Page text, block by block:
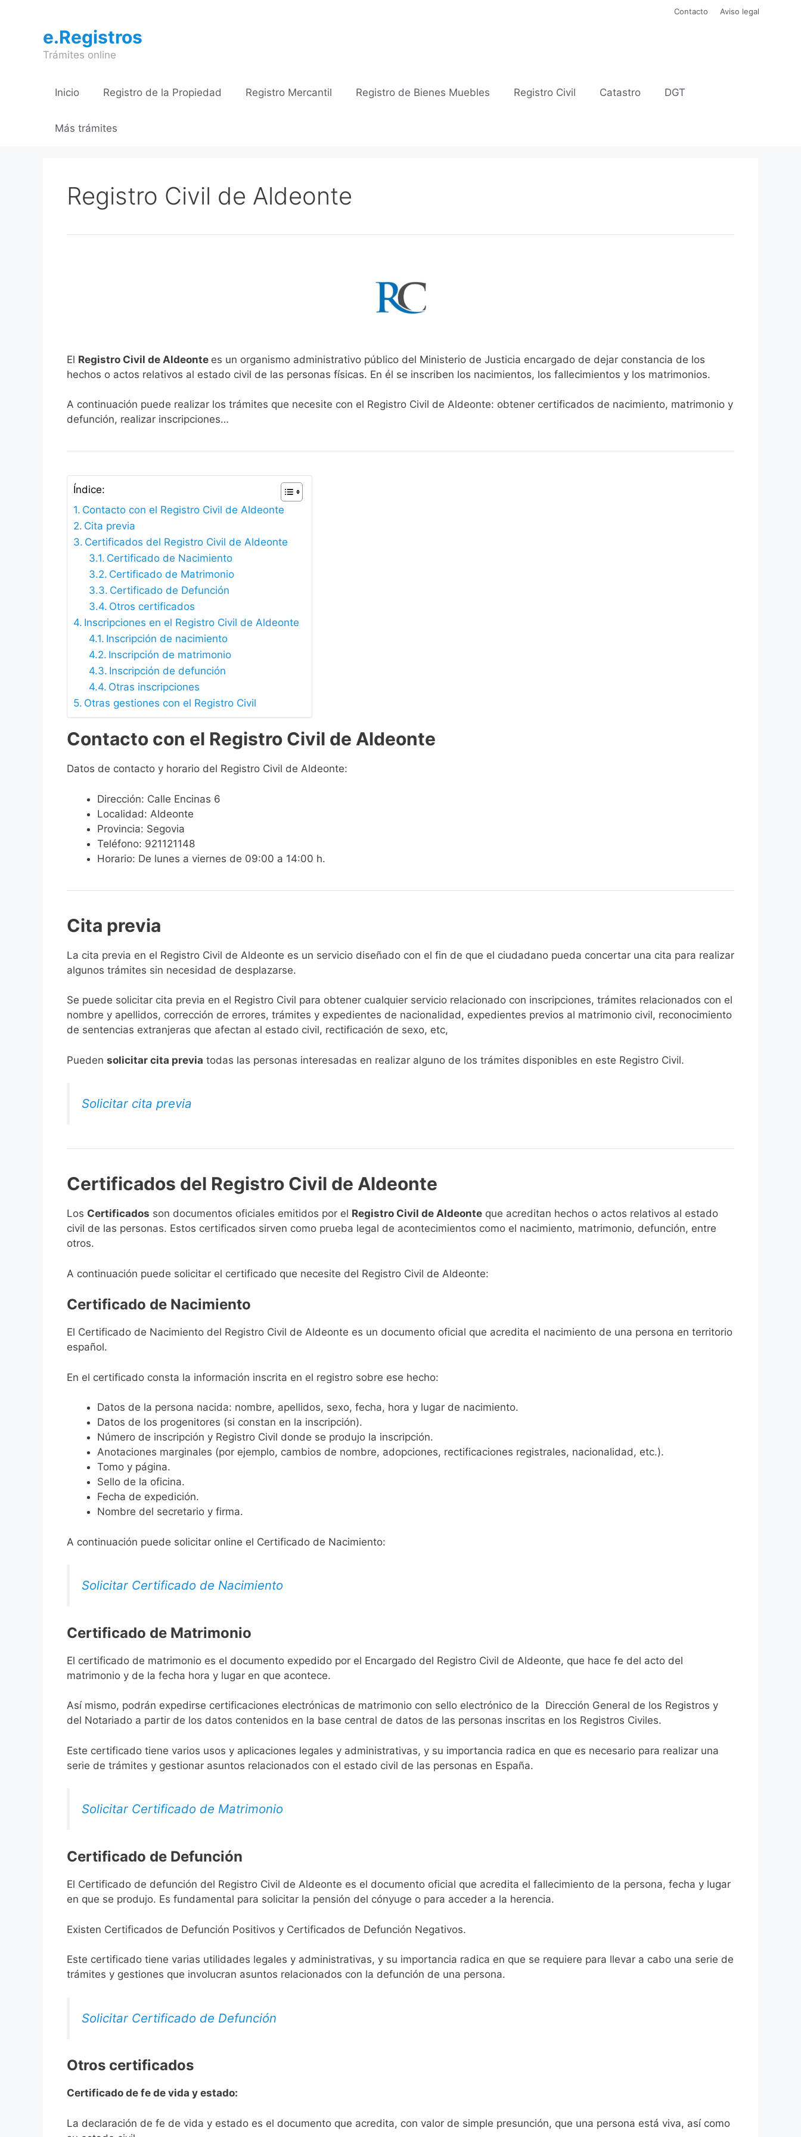
contenido
Contacto Aviso legal
e.Registros
Trámites online
Inicio Registro de la Propiedad Registro Mercantil Registro de Bienes Muebles Registro Civil Catastro DGT
Más trámites
Registro Civil de Aldeonte
El Registro Civil de Aldeonte es un organismo administrativo público del Ministerio de Justicia encargado de dejar constancia de los
hechos o actos relativos al estado civil de las personas físicas. En él se inscriben los nacimientos, los fallecimientos y los matrimonios.
A continuación puede realizar los trámites que necesite con el Registro Civil de Aldeonte: obtener certificados de nacimiento, matrimonio y
defunción, realizar inscripciones…
Índice:
Contacto con el Registro Civil de Aldeonte
Cita previa
Certificados del Registro Civil de Aldeonte
Certificado de Nacimiento
Certificado de Matrimonio
Certificado de Defunción
Otros certificados
Inscripciones en el Registro Civil de Aldeonte
Inscripción de nacimiento
Inscripción de matrimonio
Inscripción de defunción
Otras inscripciones
Otras gestiones con el Registro Civil
Contacto con el Registro Civil de Aldeonte
Datos de contacto y horario del Registro Civil de Aldeonte:
Dirección: Calle Encinas 6
Localidad: Aldeonte
Provincia: Segovia
Teléfono: 921121148
Horario: De lunes a viernes de 09:00 a 14:00 h.
Cita previa
​​​​​​​​​​​​​​​​​​​​​​​​​​​​La cita previa en el Registro Civil de Aldeonte es un servicio diseñado con el fin de que el ciudadano pueda concertar una cita para realizar
algunos trámites sin necesidad de desplazarse.​
Se puede solicitar cita previa en el Registro Civil para obtener cualquier servicio relacionado con inscripciones, trámites relacionados con el
nombre y apellidos, corrección de errores, trámites y expedientes de nacionalidad, expedientes previos al matrimonio civil, reconocimiento
de sentencias extranjeras que afectan al estado civil, rectificación de sexo, etc,
​Pueden solicitar cita previa todas las personas interesadas en realizar alguno de los trámites disponibles en este Registro Civil.​
Solicitar cita previa
Certificados del Registro Civil de Aldeonte
Los Certificados son documentos oficiales emitidos por el Registro Civil de Aldeonte que acreditan hechos o actos relativos al estado
civil de las personas. Estos certificados sirven como prueba legal de acontecimientos como el nacimiento, matrimonio, defunción, entre
otros.
A continuación puede solicitar el certificado que necesite del Registro Civil de Aldeonte:
Certificado de Nacimiento
El Certificado de Nacimiento del Registro Civil de Aldeonte es un documento oficial que acredita el nacimiento de una persona en territorio
español.
En el certificado consta la información inscrita en el registro sobre ese hecho:
Datos de la persona nacida: nombre, apellidos, sexo, fecha, hora y lugar de nacimiento.
Datos de los progenitores (si constan en la inscripción).
Número de inscripción y Registro Civil donde se produjo la inscripción.
Anotaciones marginales (por ejemplo, cambios de nombre, adopciones, rectificaciones registrales, nacionalidad, etc.).
Tomo y página.
Sello de la oficina.
Fecha de expedición.
Nombre del secretario y firma.
A continuación puede solicitar online el Certificado de Nacimiento:
Solicitar Certificado de Nacimiento
Certificado de Matrimonio
El certificado de matrimonio es el documento expedido por el Encargado del Registro Civil de Aldeonte, que hace fe del acto del
matrimonio y de la fecha hora y lugar en que acontece.
Así mismo, podrán expedirse certificaciones electrónicas de matrimonio con sello electrónico de la Dirección General de los Registros y
del Notariado a partir de los datos contenidos en la base central de datos de las personas inscritas en los Registros Civiles.
Este certificado tiene varios usos y aplicaciones legales y administrativas, y su importancia radica en que es necesario para realizar una
serie de trámites y gestionar asuntos relacionados con el estado civil de las personas en España.
Solicitar Certificado de Matrimonio
Certificado de Defunción
El Certificado de defunción del Registro Civil de Aldeonte es el documento oficial que acredita el fallecimiento de la persona, fecha y lugar
en que se produjo. Es fundamental para solicitar la pensión del cónyuge o para acceder a la herencia.
Existen Certificados de Defunción Positivos y Certificados de Defunción Negativos.
Este certificado tiene varias utilidades legales y administrativas, y su importancia radica en que se requiere para llevar a cabo una serie de
trámites y gestiones que involucran asuntos relacionados con la defunción de una persona.
Solicitar Certificado de Defunción
Otros certificados
Certificado de fe de vida y estado:
La declaración de fe de vida y estado es el documento que acredita, con valor de simple presunción, que una persona está viva, así como